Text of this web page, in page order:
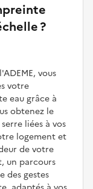
?
vous
votre
eau grâce à
obtenez le
liées à vos
logement et
de votre
un parcours
des gestes